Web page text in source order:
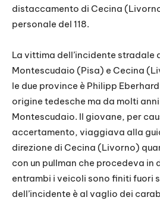
distaccamento di Cecina
personale del 118.
La vittima dell’incidente stradale
Montescudaio (Pisa) e Cecina
le due province è Philipp
origine tedesche ma da molti
Montescudaio. Il giovane, per
accertamento, viaggiava alla
direzione di Cecina (Livorno)
con un pullman che procedeva in
entrambi i veicoli sono finiti fuori
dell’incidente è al vaglio dei